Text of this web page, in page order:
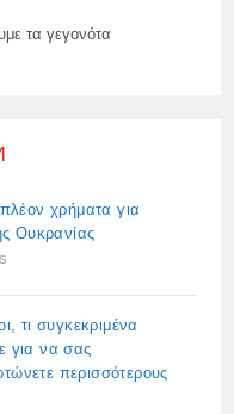
τα γεγονότα
χρήματα για
Ουκρανίας
τι συγκεκριμένα
για να σας
περισσότερους